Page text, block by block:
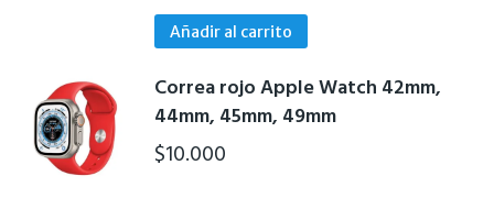
Añadir al carrito
Correa rojo Apple Watch 42mm,
44mm, 45mm, 49mm
$10.000